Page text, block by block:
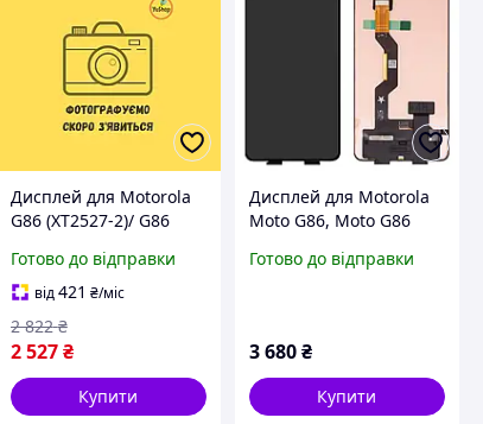
Дисплей для Motorola
G86 (XT2527-2)/ G86
чорним тачскрином і
синьою корпусною
рамкою Original
Готово до відправки
від421 ₴/міс
2 527 ₴
2 822 ₴
Купити
Дисплей для Motorola
Moto G86, Moto G86
рамки, Original (PRC),
Готово до відправки
3 680₴
Купити